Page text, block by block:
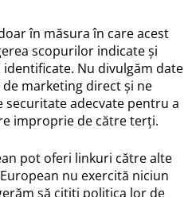
în măsura în care acest
scopurilor indicate și
Nu divulgăm date
marketing direct și ne
adecvate pentru a
improprie de către terți.
pot oferi linkuri către alte
nu exercită niciun
să citiți politica lor de